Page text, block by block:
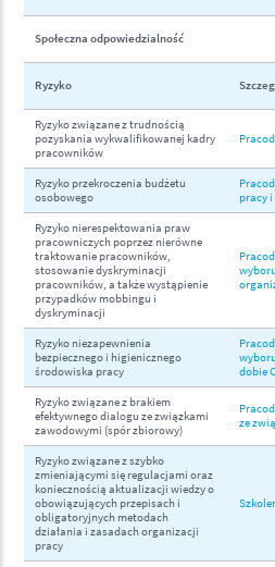
Społeczna odpowiedzialność
Ryzyko
Ryzyko związane z trudnością
pozyskania wykwalifikowanej kadry
pracowników
Ryzyko przekroczenia budżetu
osobowego
pracy
Ryzyko nierespektowania praw
pracowniczych poprzez nierówne
traktowanie pracowników,
stosowanie dyskryminacji
pracowników, a także wystąpienie
przypadków mobbingu i
dyskryminacji
Ryzyko niezapewnienia
bezpiecznego i higienicznego
środowiska pracy
dobie
Ryzyko związane z brakiem
efektywnego dialogu ze związkami
zawodowymi (spór zbiorowy)
ze
Ryzyko związane z szybko
zmieniającymi się regulacjami oraz
koniecznością aktualizacji wiedzy o
obowiązujących przepisach i
obligatoryjnych metodach
działania i zasadach organizacji
pracy